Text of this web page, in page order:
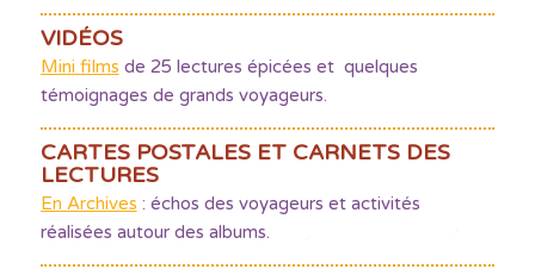
VIDÉOS
Mini films de 25 lectures épicées et quelques
témoignages de grands voyageurs.
CARTES POSTALES ET CARNETS DES
LECTURES
En Archives : échos des voyageurs et activités
réalisées autour des albums.